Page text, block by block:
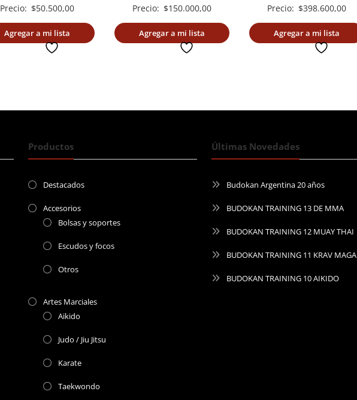
Precio: $50.500,00
Agregar a mi lista
Precio: $150.000,00
Agregar a mi lista
Precio: $398.600,00
Agregar a mi lista
Productos
Destacados
Accesorios
Bolsas y soportes
Escudos y focos
Otros
Artes Marciales
Aikido
Judo / Jiu Jitsu
Karate
Taekwondo
Últimas Novedades
Budokan Argentina 20 años
BUDOKAN TRAINING 13 DE MMA
BUDOKAN TRAINING 12 MUAY THAI
BUDOKAN TRAINING 11 KRAV MAGA
BUDOKAN TRAINING 10 AIKIDO